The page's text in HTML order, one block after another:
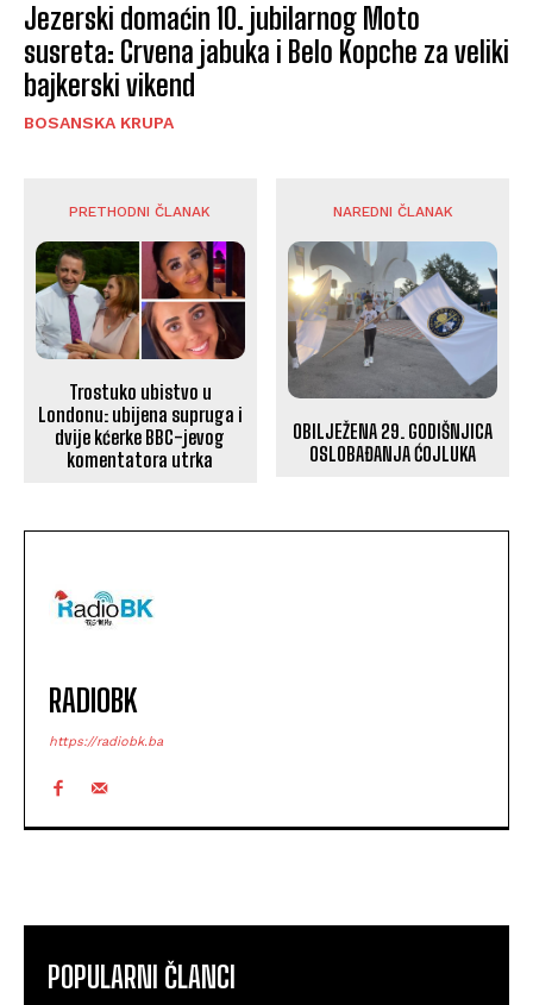
Jezerski domaćin 10. jubilarnog Moto
susreta: Crvena jabuka i Belo Kopche za veliki
bajkerski vikend
BOSANSKA KRUPA
PRETHODNI ČLANAK
Trostuko ubistvo u
Londonu: ubijena supruga i
dvije kćerke BBC-jevog
komentatora utrka
NAREDNI ČLANAK
OBILJEŽENA 29. GODIŠNJICA
OSLOBAĐANJA ĆOJLUKA
RADIOBK
https://radiobk.ba
POPULARNI ČLANCI